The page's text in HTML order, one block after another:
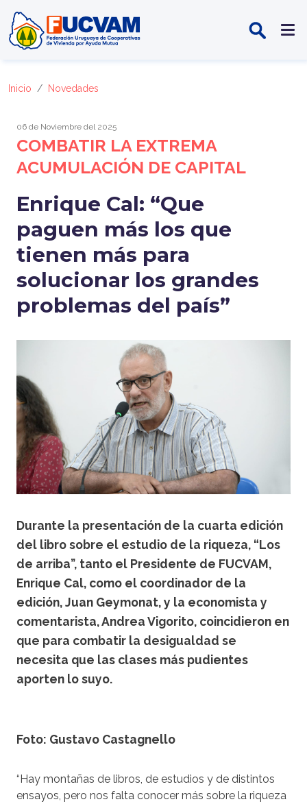
Inicio Novedades
06 de Noviembre del 2025
COMBATIR LA EXTREMA
ACUMULACIÓN DE CAPITAL
Enrique Cal: “Que
paguen más los que
tienen más para
solucionar los grandes
problemas del país”
Durante la presentación de la cuarta edición
del libro sobre el estudio de la riqueza, “Los
de arriba”, tanto el Presidente de FUCVAM,
Enrique Cal, como el coordinador de la
edición, Juan Geymonat, y la economista y
comentarista, Andrea Vigorito, coincidieron en
que para combatir la desigualdad se
necesita que las clases más pudientes
aporten lo suyo.
Foto: Gustavo Castagnello
“Hay montañas de libros, de estudios y de distintos
ensayos, pero nos falta conocer más sobre la riqueza